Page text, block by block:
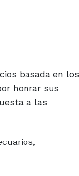
basada en los
honrar sus
a las